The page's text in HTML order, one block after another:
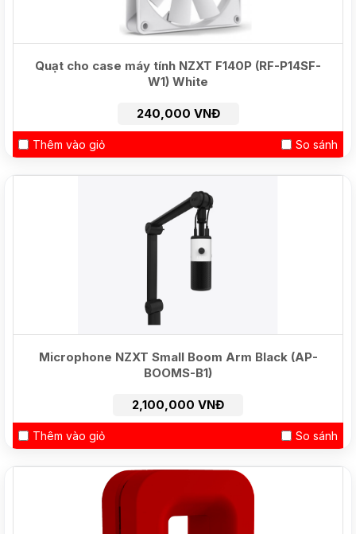
Quạt cho case máy tính NZXT F140P (RF-P14SF-
W1) White
240,000 VNĐ
Thêm vào giỏ So sánh
Microphone NZXT Small Boom Arm Black (AP-
BOOMS-B1)
2,100,000 VNĐ
Thêm vào giỏ So sánh